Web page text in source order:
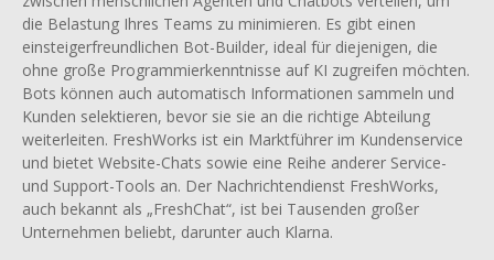
die Belastung Ihres Teams zu minimieren. Es gibt einen
einsteigerfreundlichen Bot-Builder, ideal für diejenigen, die
ohne große Programmierkenntnisse auf KI zugreifen möchten.
Bots können auch automatisch Informationen sammeln und
Kunden selektieren, bevor sie sie an die richtige Abteilung
weiterleiten. FreshWorks ist ein Marktführer im Kundenservice
und bietet Website-Chats sowie eine Reihe anderer Service-
und Support-Tools an. Der Nachrichtendienst FreshWorks,
auch bekannt als „FreshChat“, ist bei Tausenden großer
Unternehmen beliebt, darunter auch Klarna.